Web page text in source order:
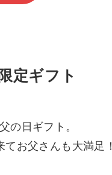
定ギフト
の日ギフト。
お父さんも大満足！